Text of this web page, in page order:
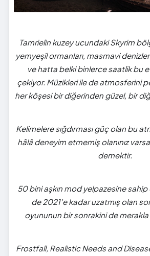
Tamrielin kuzey ucundaki Skyrim
yemyeşil ormanları, masmavi
ve hatta belki binlerce saatlik bu
çekiyor. Müzikleri ile de atmosferini
her köşesi bir diğerinden güzel, bir
Kelimelere sığdırması güç olan bu
hâlâ deneyim etmemiş olanınız
demektir.
50 bini aşkın mod yelpazesine sahip
de 2021'e kadar uzatmış olan
oyununun bir sonrakini de
Frostfall, Realistic Needs and